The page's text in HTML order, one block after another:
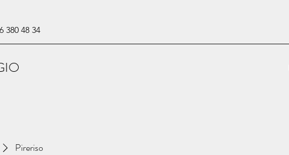
380 48 34
Pireriso